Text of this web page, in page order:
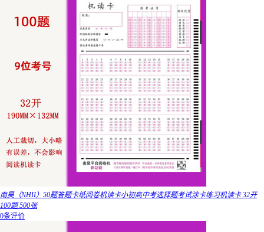
南昊（NHII）50题答题卡纸阅卷机读卡小初高中考选择题考试涂卡练习机读卡 32开
100题 500张
0条评价